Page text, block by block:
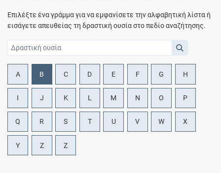
Επιλέξτε ένα γράμμα για να εμφανίσετε την αλφαβητική λίστα ή
εισάγετε απευθείας τη δραστική ουσία στο πεδίο αναζήτησης.
A B C D E F G H
I J K L M N O P
Q R S T U V W X
Y Z Ζ